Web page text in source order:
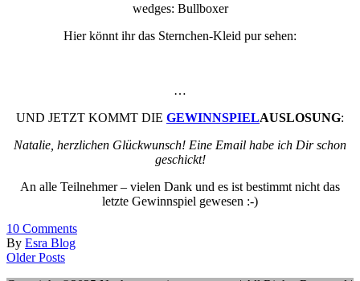
wedges: Bullboxer
Hier könnt ihr das Sternchen-Kleid pur sehen:
…
UND JETZT KOMMT DIE GEWINNSPIELAUSLOSUNG:
Natalie, herzlichen Glückwunsch! Eine Email habe ich Dir schon
geschickt!
An alle Teilnehmer – vielen Dank und es ist bestimmt nicht das
letzte Gewinnspiel gewesen :-)
10 Comments
By Esra Blog
Older Posts